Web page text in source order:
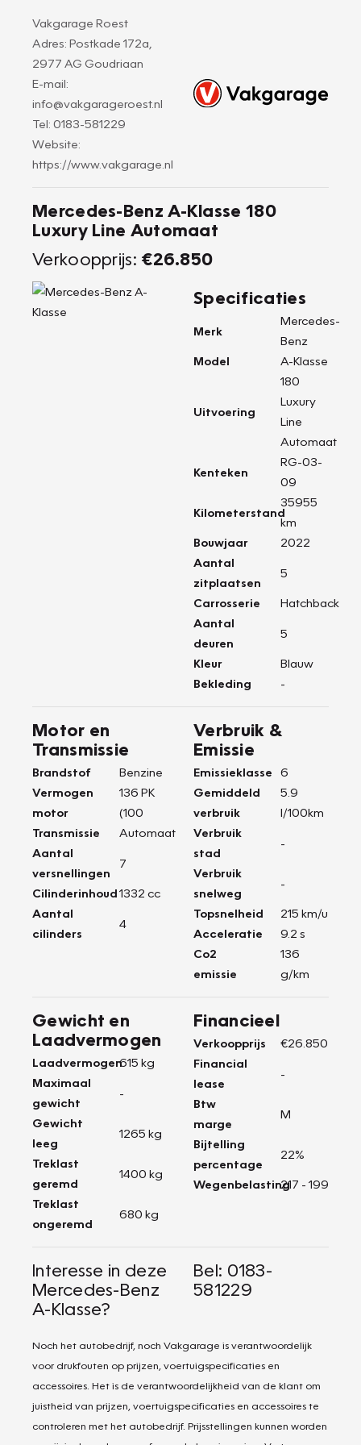
Vakgarage Roest
Adres: Postkade 172a,
2977 AG Goudriaan
E-mail:
info@vakgarageroest.nl
Tel: 0183-581229
Website:
https://www.vakgarage.nl
Mercedes-Benz A-Klasse 180
Luxury Line Automaat
Verkoopprijs: €26.850
Specificaties
Merk
Mercedes-
Benz
Model
A-Klasse
Uitvoering
180
Luxury
Line
Automaat
Kenteken
RG-03-
09
Kilometerstand
35955
km
Bouwjaar
2022
Aantal
zitplaatsen
5
Carrosserie
Hatchback
Aantal
deuren
5
Kleur
Blauw
Bekleding
-
Motor en
Transmissie
Brandstof
Benzine
Vermogen
motor
136 PK
(100
Transmissie
Automaat
Aantal
versnellingen
7
Cilinderinhoud1332 cc
Aantal
cilinders
4
Verbruik &
Emissie
Emissieklasse
6
Gemiddeld
verbruik
5.9
l/100km
Verbruik
stad
-
Verbruik
snelweg
-
Topsnelheid
215 km/u
Acceleratie
9.2 s
Co2
emissie
136
g/km
Gewicht en
Laadvermogen
Laadvermogen615 kg
Maximaal
gewicht
-
Gewicht
leeg
1265 kg
Treklast
geremd
1400 kg
Treklast
ongeremd
680 kg
Financieel
Verkoopprijs
€26.850
Financial
lease
-
Btw
marge
M
Bijtelling
percentage
22%
Wegenbelasting217 - 199
Interesse in deze
Mercedes-Benz
A-Klasse?
Bel: 0183-
581229
Noch het autobedrijf, noch Vakgarage is verantwoordelijk
voor drukfouten op prijzen, voertuigspecificaties en
accessoires. Het is de verantwoordelijkheid van de klant om
juistheid van prijzen, voertuigspecificaties en accessoires te
controleren met het autobedrijf. Prijsstellingen kunnen worden